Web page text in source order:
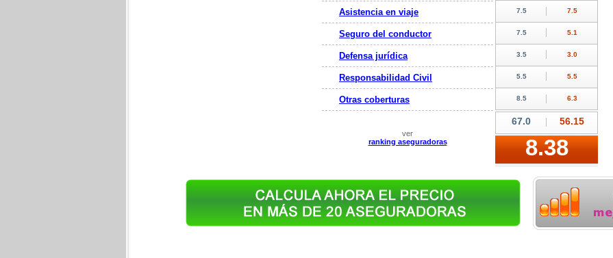
Asistencia en viaje
Seguro del conductor
Defensa jurídica
Responsabilidad Civil
Otras coberturas
ver
ranking aseguradoras